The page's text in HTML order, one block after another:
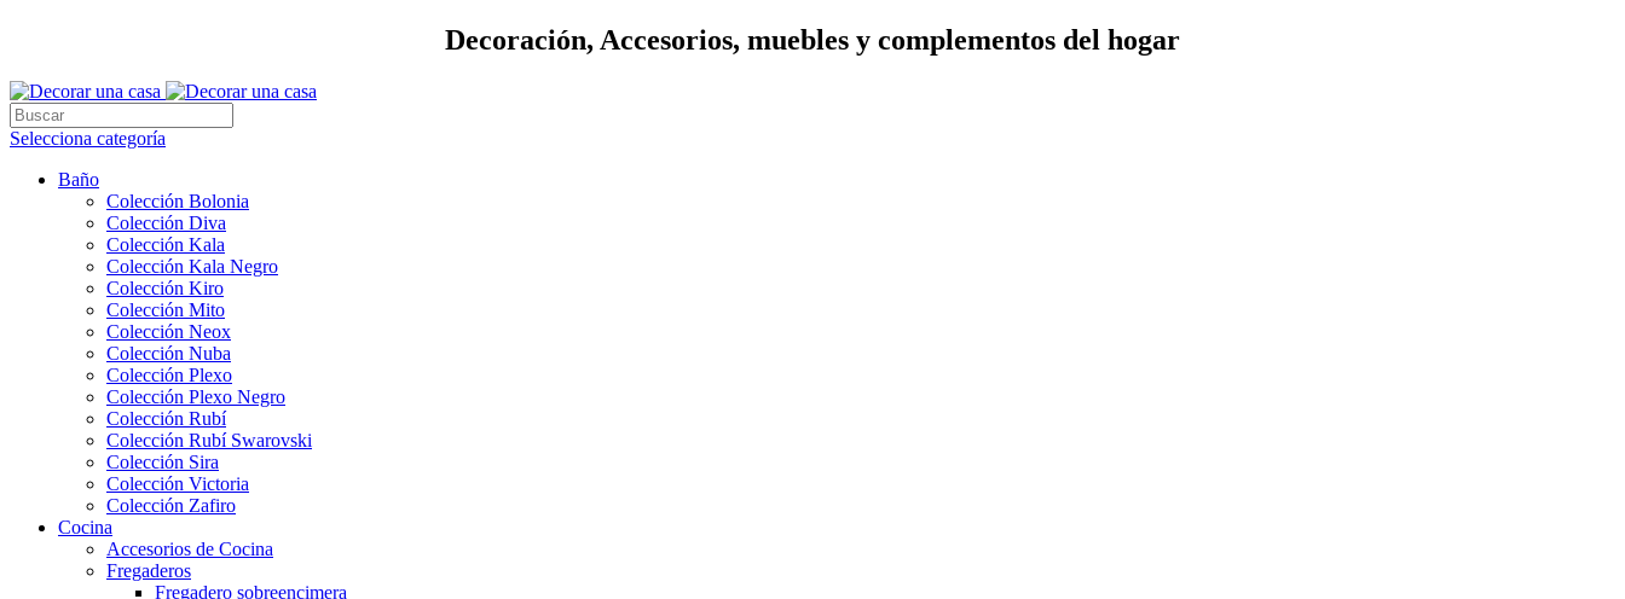
Decoración, Accesorios, muebles y complementos del hogar
Selecciona categoría
Baño
Colección Bolonia
Colección Diva
Colección Kala
Colección Kala Negro
Colección Kiro
Colección Mito
Colección Neox
Colección Nuba
Colección Plexo
Colección Plexo Negro
Colección Rubí
Colección Rubí Swarovski
Colección Sira
Colección Victoria
Colección Zafiro
Cocina
Accesorios de Cocina
Fregaderos
Fregadero sobreencimera